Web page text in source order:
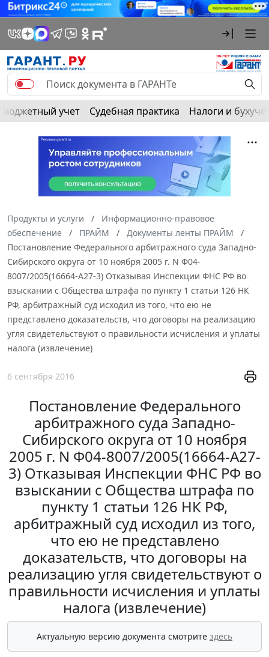
Бюджетный учет Судебная практика Налоги и
Продукты и услуги
Информационно-правовое
обеспечение
ПРАЙМ
Документы ленты ПРАЙМ
Постановление Федерального арбитражного суда Западно-
Сибирского округа от 10 ноября 2005 г. N Ф04-
8007/2005(16664-А27-3) Отказывая Инспекции ФНС РФ во
взыскании с Общества штрафа по пункту 1 статьи 126 НК
РФ, арбитражный суд исходил из того, что ею не
представлено доказательств, что договоры на реализацию
угля свидетельствуют о правильности исчисления и уплаты
налога (извлечение)
6 сентября 2016
Постановление Федерального
арбитражного суда Западно-
Сибирского округа от 10 ноября
2005 г. N Ф04-8007/2005(16664-А27-
3) Отказывая Инспекции ФНС РФ во
взыскании с Общества штрафа по
пункту 1 статьи 126 НК РФ,
арбитражный суд исходил из того,
что ею не представлено
доказательств, что договоры на
реализацию угля свидетельствуют о
правильности исчисления и уплаты
налога (извлечение)
Актуальную версию документа смотрите здесь